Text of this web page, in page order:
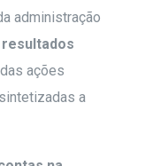
administração
resultados
ações
a